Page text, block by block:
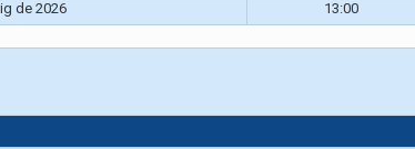
de 2026 13:00